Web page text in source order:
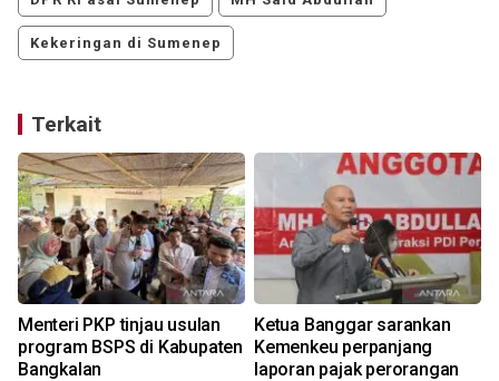
Kekeringan di Sumenep
Terkait
Menteri PKP tinjau usulan
program BSPS di Kabupaten
Bangkalan
Ketua Banggar sarankan
Kemenkeu perpanjang
laporan pajak perorangan